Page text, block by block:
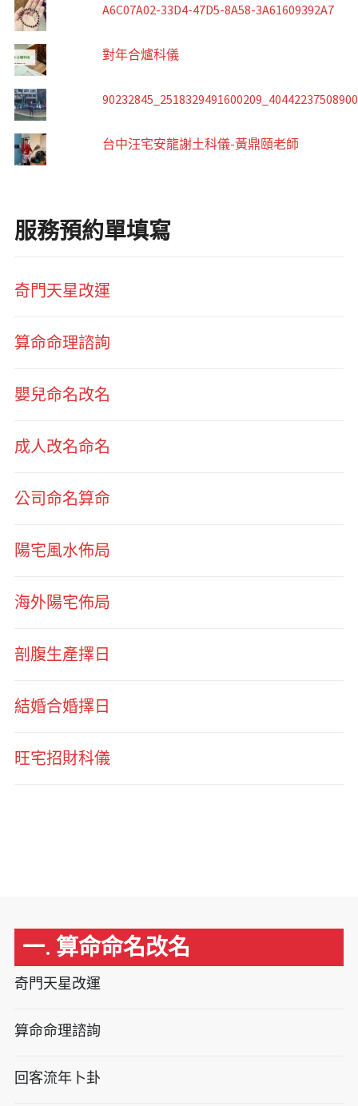
A6C07A02-33D4-47D5-8A58-3A61609392A7
對年合爐科儀
台中汪宅安龍謝土科儀-黃鼎頤老師
服務預約單填寫
奇門天星改運
算命命理諮詢
嬰兒命名改名
成人改名命名
公司命名算命
陽宅風水佈局
海外陽宅佈局
剖腹生產擇日
結婚合婚擇日
旺宅招財科儀
一. 算命命名改名
奇門天星改運
算命命理諮詢
回客流年卜卦